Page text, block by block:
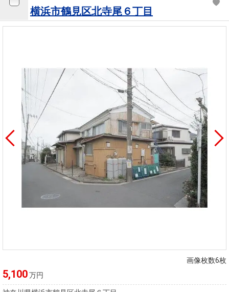
横浜市鶴見区北寺尾６丁目
画像枚数6枚
5,100万円